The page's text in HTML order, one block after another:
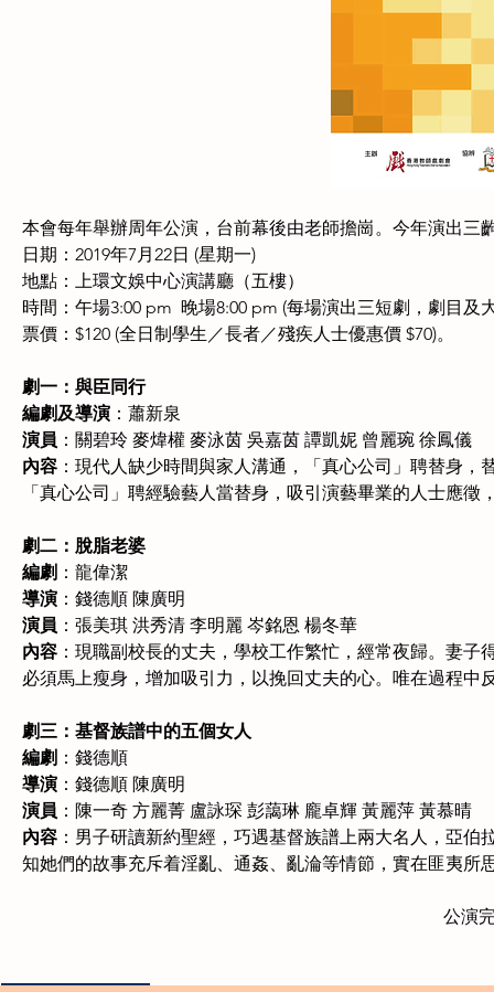
本會每年舉辦周年公演，台前幕後由老師擔崗。今年演出三
日期：2019年7月22日 (星期一)
地點：上環文娛中心演講廳（五樓）
時間：午場3:00 pm  晚場8:00 pm (每場演出三短劇，劇目及
票價：$120 (全日制學生／長者／殘疾人士優惠價 $70)。
劇一：與臣同行
編劇及導演 ：蕭新泉
演員 ：關碧玲 麥煒權 麥泳茵 吳嘉茵 譚凱妮 曾麗琬 徐鳳儀
內容 ：現代人缺少時間與家人溝通，「真心公司」聘替身
「真心公司」聘經驗藝人當替身，吸引演藝畢業的人士應徵
劇二：脫脂老婆
編劇 ：龍偉潔
導演 ：錢德順 陳廣明
演員 ：張美琪 洪秀清 李明麗 岑銘恩 楊冬華
內容 ：現職副校長的丈夫，學校工作繁忙，經常夜歸。妻
必須馬上瘦身，增加吸引力，以挽回丈夫的心。唯在過程
劇三：基督族譜中的五個女人
編劇 ：錢德順
導演 ：錢德順 陳廣明
演員 ：陳一奇 方麗菁 盧詠琛 彭藹琳 龐卓輝 黃麗萍 黃慕晴
內容 ：男子研讀新約聖經，巧遇基督族譜上兩大名人，亞
知她們的故事充斥着淫亂、通姦、亂淪等情節，實在匪夷
公演